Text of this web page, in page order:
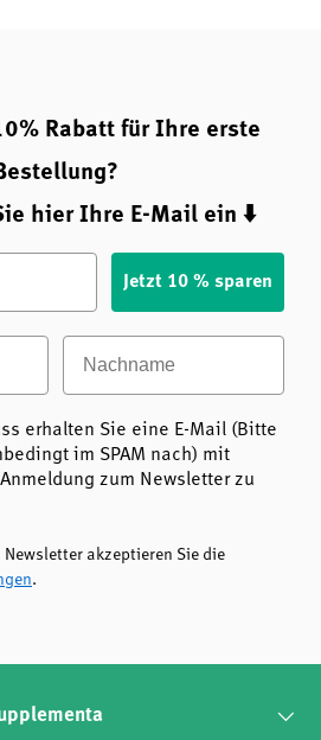
Rabatt für Ihre erste
hier Ihre E-Mail ein ⬇️
Jetzt 10 % sparen
Nachname
erhalten Sie eine E-Mail (Bitte
im SPAM nach) mit
zum Newsletter zu
akzeptieren Sie die
.